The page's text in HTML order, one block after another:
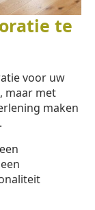
te
voor uw
maar met
maken